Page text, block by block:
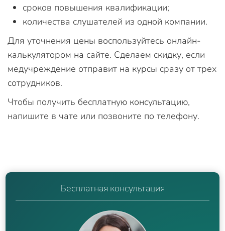
сроков повышения квалификации;
количества слушателей из одной компании.
Для уточнения цены воспользуйтесь онлайн-
калькулятором на сайте. Сделаем скидку, если
медучреждение отправит на курсы сразу от трех
сотрудников.
Чтобы получить бесплатную консультацию,
напишите в чате или позвоните по телефону.
Бесплатная консультация